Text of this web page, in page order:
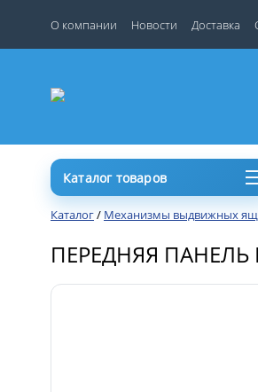
О компании Новости Доставка
Каталог товаров
Каталог/ Механизмы выдвижных
ПЕРЕДНЯЯ ПАНЕЛЬ